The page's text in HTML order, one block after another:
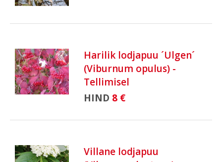
Harilik lodjapuu ´Ulgen´
(Viburnum opulus) -
Tellimisel
HIND 8 €
Villane lodjapuu